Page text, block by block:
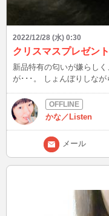
2022/12/28 (水) 0:30
クリスマスプレゼン
新品特有の匂いが嫌らし
が･･･。 しょんぼりしながら 「新しいベッド使ってくれない」 と母
だと。 目を離した隙に使ったので、使う瞬間は見れませんでした
が･･･。 使ってくれて良か
かな／Listen
メール